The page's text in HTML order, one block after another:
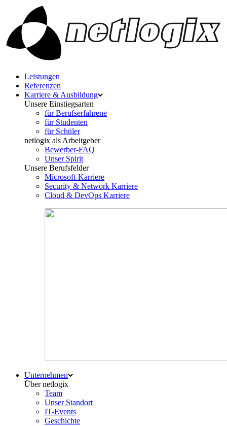
Leistungen
Referenzen
Karriere & Ausbildung
Unsere Einstiegsarten
für Berufserfahrene
für Studenten
für Schüler
netlogix als Arbeitgeber
Bewerber-FAQ
Unser Spirit
Unsere Berufsfelder
Microsoft-Karriere
Security & Network Karriere
Cloud & DevOps Karriere
Unternehmen
Über netlogix
Team
Unser Standort
IT-Events
Geschichte